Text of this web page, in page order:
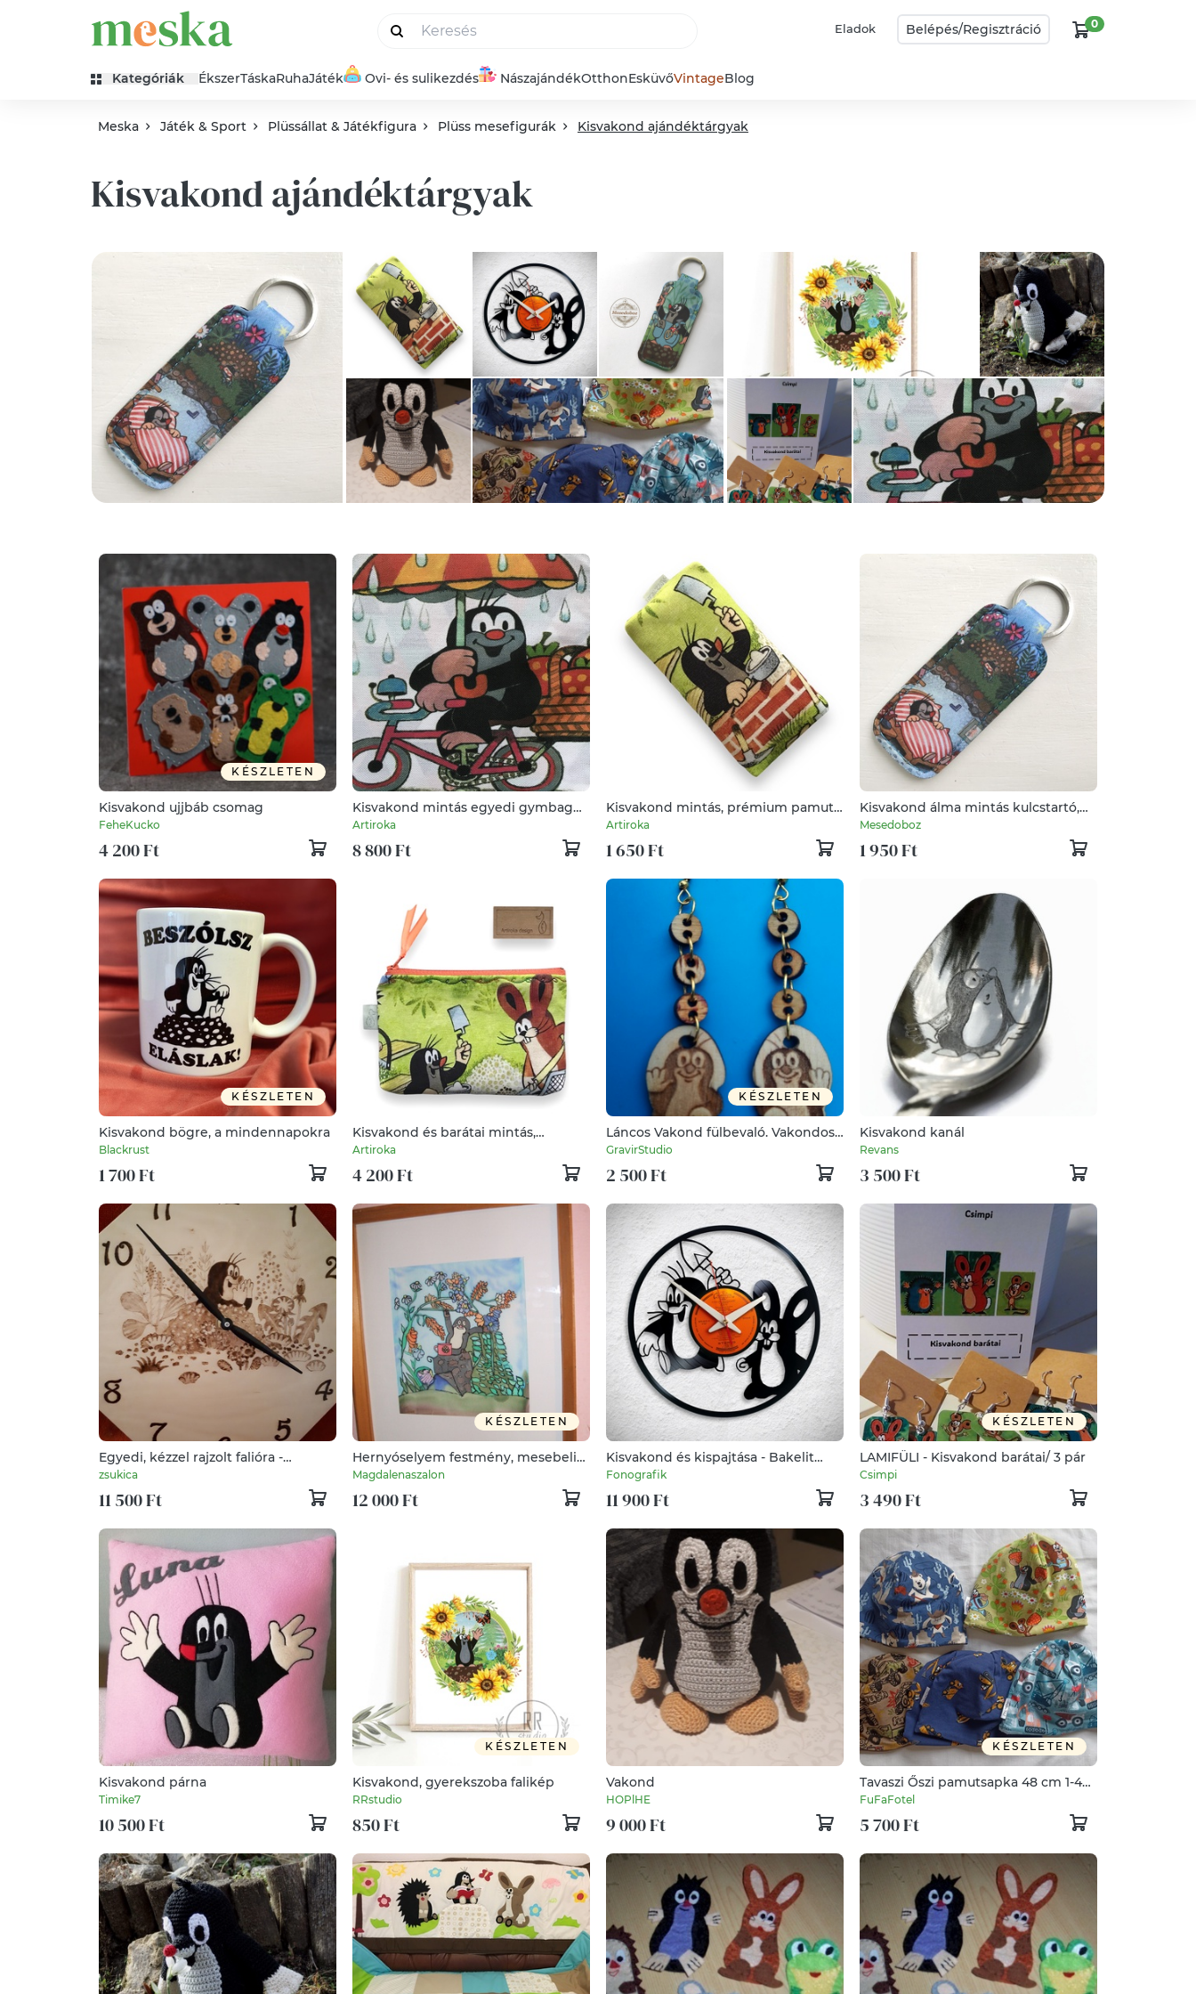
Eladok Belépés/Regisztráció 0
Kategóriák ÉkszerTáskaRuhaJáték Ovi- és sulikezdés NászajándékOtthonEsküvőVintageBlog
Meska Játék & Sport Plüssállat & Játékfigura Plüss mesefigurák Kisvakond ajándéktárgyak
Kisvakond ajándéktárgyak
KÉSZLETEN
Kisvakond ujjbáb csomag
FeheKucko
4 200 Ft
Kisvakond mintás egyedi gymbag
hátizsák, ovis zsák - Artiroka
Artiroka
8 800 Ft
Kisvakond mintás, prémium pamut,
Artiroka
1 650 Ft
Kisvakond álma mintás kulcstartó,
ajakápoló tartó
Mesedoboz
1 950 Ft
KÉSZLETEN
Kisvakond bögre, a mindennapokra
Blackrust
1 700 Ft
Kisvakond és barátai mintás,
Artiroka
4 200 Ft
KÉSZLETEN
Láncos Vakond fülbevaló. Vakondos
füldísz vakonddal. Kiváló ajándék
szilveszterre.
GravirStudio
2 500 Ft
Kisvakond kanál
Revans
3 500 Ft
Egyedi, kézzel rajzolt falióra -
Kisvakond mese grafikával
zsukica
11 500 Ft
KÉSZLETEN
Hernyóselyem festmény, mesebeli
Kisvakond.
Magdalenaszalon
12 000 Ft
Kisvakond és kispajtása - Bakelit
falióra
Fonografik
11 900 Ft
KÉSZLETEN
LAMIFÜLI - Kisvakond barátai/ 3 pár
Csimpi
3 490 Ft
Kisvakond párna
Timike7
10 500 Ft
KÉSZLETEN
Kisvakond, gyerekszoba falikép
RRstudio
850 Ft
Vakond
HOPlHE
9 000 Ft
KÉSZLETEN
Tavaszi Őszi pamutsapka 48 cm 1-4
évesnek markolós, mackós,
FuFaFotel
5 700 Ft